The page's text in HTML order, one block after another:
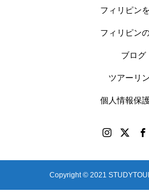
フィリピン
フィリピン
ブログ
ツアーリ
個人情報保
Copyright © 2021